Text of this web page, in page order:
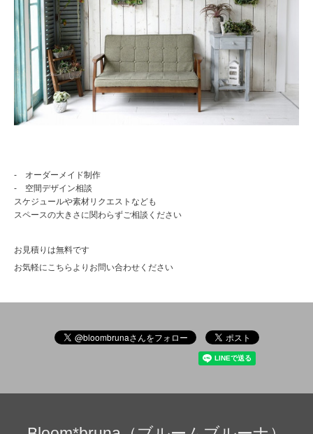
- オーダーメイド制作
- 空間デザイン相談
スケジュールや素材リクエストなども
スペースの大きさに関わらずご相談ください
お見積りは無料です
お気軽にこちら よりお問い合わせください